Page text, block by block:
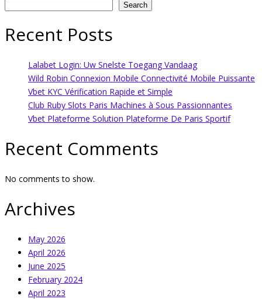
Search
Recent Posts
Lalabet Login: Uw Snelste Toegang Vandaag
Wild Robin Connexion Mobile Connectivité Mobile Puissante
Vbet KYC Vérification Rapide et Simple
Club Ruby Slots Paris Machines à Sous Passionnantes
Vbet Plateforme Solution Plateforme De Paris Sportif
Recent Comments
No comments to show.
Archives
May 2026
April 2026
June 2025
February 2024
April 2023